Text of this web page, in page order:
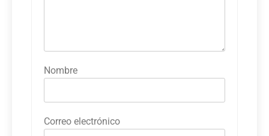
Nombre
Correo electrónico